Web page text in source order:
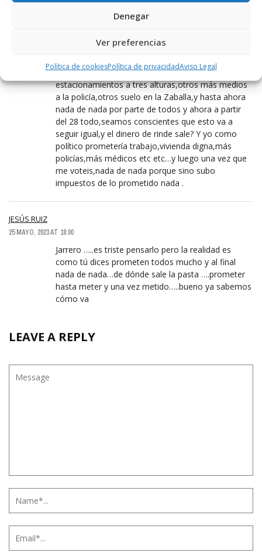
Denegar
Ver preferencias
Política de cookiesPolítica de privacidadAviso Legal
médicos de familia ,el 19 de junio hacen huelga y
van a hacer un hospital que cuesta millones y
no quede.,y somos tan tontos que nos lo
hospital,otros pabellón multiousos,otros
estacionamientos a tres alturas,otros más medios
a la policía,otros suelo en la Zaballa,y hasta ahora
nada de nada por parte de todos y ahora a partir
del 28 todo,seamos conscientes que esto va a
seguir igual,y el dinero de rinde sale? Y yo como
político prometería trabajo,vivienda digna,más
policías,más médicos etc etc…y luego una vez que
me voteis,nada de nada porque sino subo
impuestos de lo prometido nada .
JESÚS RUIZ
25 MAYO, 2023 AT 18:00
Jarrero …..es triste pensarlo pero la realidad es
como tú dices prometen todos mucho y al final
nada de nada…de dónde sale la pasta ….prometer
hasta meter y una vez metido…..bueno ya sabemos
cómo va
LEAVE A REPLY